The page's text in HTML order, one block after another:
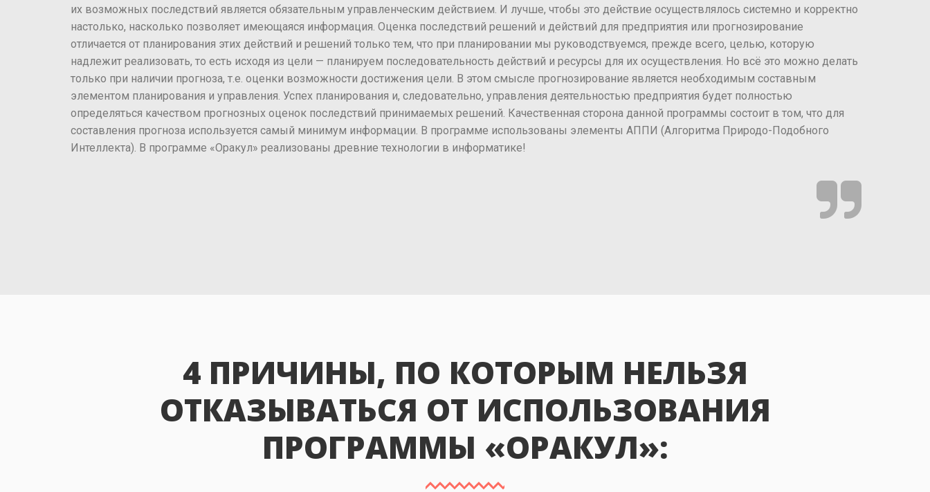
их возможных последствий является обязательным управленческим действием. И лучше, чтобы это действие осуществлялось системно и корректно
настолько, насколько позволяет имеющаяся информация. Оценка последствий решений и действий для предприятия или прогнозирование
отличается от планирования этих действий и решений только тем, что при планировании мы руководствуемся, прежде всего, целью, которую
надлежит реализовать, то есть исходя из цели — планируем последовательность действий и ресурсы для их осуществления. Но всё это можно делать
только при наличии прогноза, т.е. оценки возможности достижения цели. В этом смысле прогнозирование является необходимым составным
элементом планирования и управления. Успех планирования и, следовательно, управления деятельностью предприятия будет полностью
определяться качеством прогнозных оценок последствий принимаемых решений. Качественная сторона данной программы состоит в том, что для
составления прогноза используется самый минимум информации. В программе использованы элементы АППИ (Алгоритма Природо-Подобного
Интеллекта). В программе «Оракул» реализованы древние технологии в информатике!
4 ПРИЧИНЫ, ПО КОТОРЫМ НЕЛЬЗЯ
ОТКАЗЫВАТЬСЯ ОТ ИСПОЛЬЗОВАНИЯ
ПРОГРАММЫ «ОРАКУЛ»: